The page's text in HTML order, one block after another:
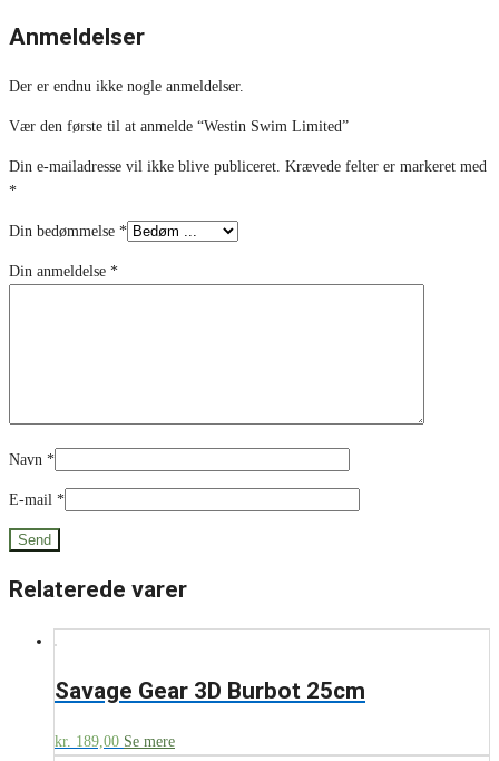
Anmeldelser
Der er endnu ikke nogle anmeldelser.
Vær den første til at anmelde “Westin Swim Limited”
Din e-mailadresse vil ikke blive publiceret. Krævede felter er markeret med
*
Din bedømmelse *
Din anmeldelse *
Navn *
E-mail *
Relaterede varer
Savage Gear 3D Burbot 25cm
kr. 189,00 Se mere